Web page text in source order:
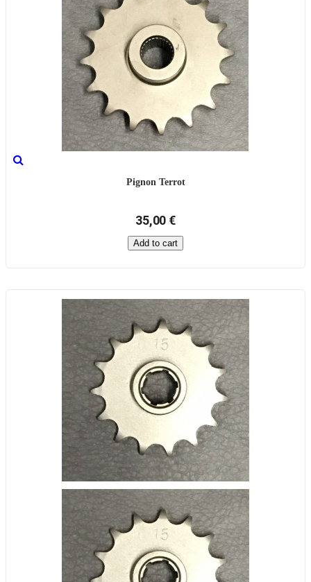
Pignon Terrot
35,00 €
Add to cart